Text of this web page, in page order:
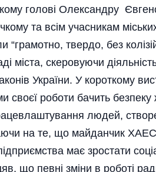
голові Олек­сандру
та всім учасникам
твердо, без
міста, скеровуючи
України. У короткому
роботи бачить безпеку
людей,
на те, що майданчик ХАЕС
має зростати
що певні зміни в роботі ради